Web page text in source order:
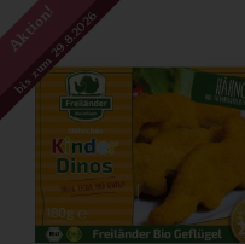
Aktion!
bis zum 29.8.2026